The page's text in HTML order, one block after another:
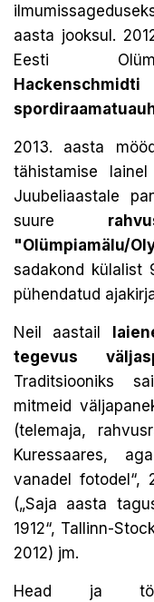
aasta jooksul.
Eesti
2013. aasta
tähistamise
Juubeliaastale
suure
"Olümpiamälu/
sadakond külalist
pühendatud
Neil aastail
tegevus
Traditsiooniks
mitmeid
(telemaja,
Kuressaares,
vanadel fotodel“,
(„Saja aasta
1912“, Tallinn-
2012) jm.
Head ja